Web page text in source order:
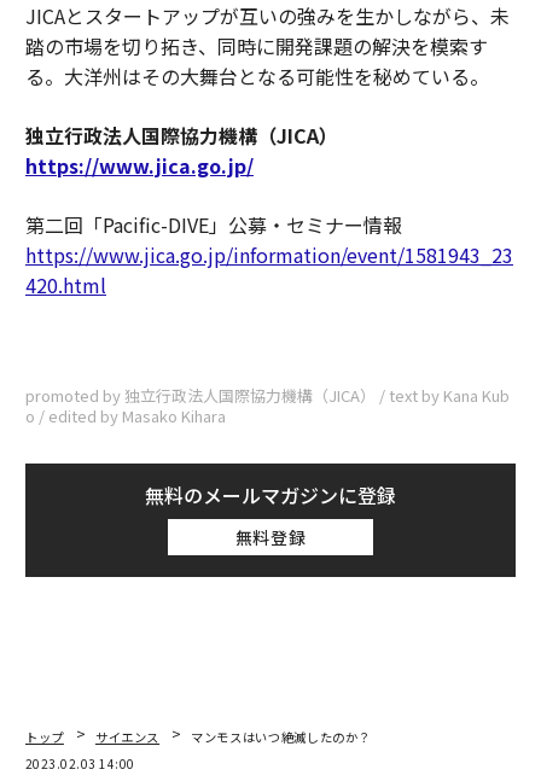
JICAとスタートアップが互いの強みを生かしながら、未
踏の市場を切り拓き、同時に開発課題の解決を模索す
る。大洋州はその大舞台となる可能性を秘めている。
独立行政法人国際協力機構（JICA）
https://www.jica.go.jp/
第二回「Pacific-DIVE」公募・セミナー情報
https://www.jica.go.jp/information/event/1581943_23
420.html
promoted by 独立行政法人国際協力機構（JICA） / text by Kana Kub
o / edited by Masako Kihara
無料のメールマガジンに登録
無料登録
トップ サイエンス
マンモスはいつ絶滅したのか？
2023.02.03 14:00